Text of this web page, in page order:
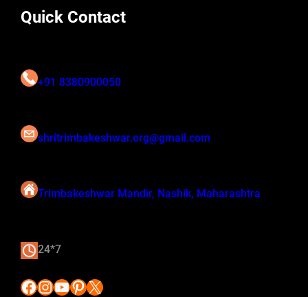
Quick Contact
+91 8380900050
shritrimbakeshwar.org@gmail.com
Trimbakeshwar Mandir, Nashik, Maharashtra
24*7
Facebook InstagramYouTube Pinterest X